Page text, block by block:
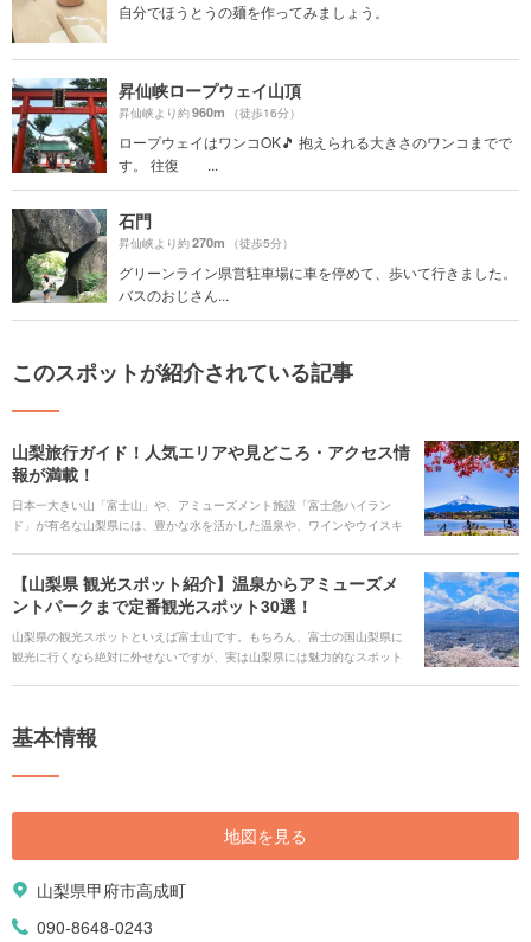
自分でほうとうの麺を作ってみましょう。
昇仙峡ロープウェイ山頂
昇仙峡より約960m （徒歩16分）
ロープウェイはワンコOK🎵 抱えられる大きさのワンコまでで
す。 往復 ...
石門
昇仙峡より約270m （徒歩5分）
グリーンライン県営駐車場に車を停めて、歩いて行きました。
バスのおじさん...
このスポットが紹介されている記事
山梨旅行ガイド！人気エリアや見どころ・アクセス情
報が満載！
日本一大きい山「富士山」や、アミューズメント施設「富士急ハイラン
ド」が有名な山梨県には、豊かな水を活かした温泉や、ワインやウイスキ
に役立つ、見どころや観光スポット、ご当地グルメ、アクセス、宿泊施
設、イベント、お得なチケットなどを一挙にご紹介します！
【山梨県 観光スポット紹介】温泉からアミューズメ
ントパークまで定番観光スポット30選！
山梨県の観光スポットといえば富士山です。もちろん、富士の国山梨県に
観光に行くなら絶対に外せないですが、実は山梨県には魅力的なスポット
武田信玄の治めた土地でもあるんです。 また、ほうとうや信玄餅、山梨の
る都道府県でもあります。 そんな山梨県の定番観光スポットやグルメな
基本情報
地図を見る
山梨県甲府市高成町
090-8648-0243